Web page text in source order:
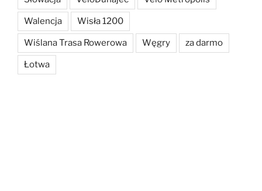
Walencja Wisła 1200
Wiślana Trasa Rowerowa Węgry za darmo
Łotwa